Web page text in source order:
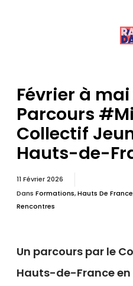
Février à
Parcours
Collectif
Hauts-de-
11 Février 2026
Dans Formations,Hauts De France
Rencontres
Un parcours par le
Hauts-de-France